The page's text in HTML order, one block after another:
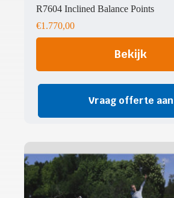
R7604 Inclined Balance Points
€1.770,00
Bekijk
Vraag offerte aan